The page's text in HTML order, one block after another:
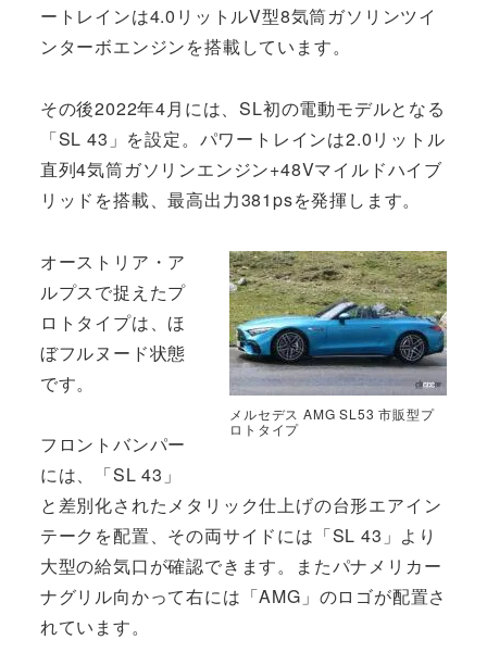
ートレインは4.0リットルV型8気筒ガソリンツイ
ンターボエンジンを搭載しています。
その後2022年4月には、SL初の電動モデルとなる
「SL 43」を設定。パワートレインは2.0リットル
直列4気筒ガソリンエンジン+48Vマイルドハイブ
リッドを搭載、最高出力381psを発揮します。
メルセデス AMG SL53 市販型プ
ロトタイプ
オーストリア・ア
ルプスで捉えたプ
ロトタイプは、ほ
ぼフルヌード状態
です。
フロントバンパー
には、「SL 43」
と差別化されたメタリック仕上げの台形エアイン
テークを配置、その両サイドには「SL 43」より
大型の給気口が確認できます。またパナメリカー
ナグリル向かって右には「AMG」のロゴが配置さ
れています。